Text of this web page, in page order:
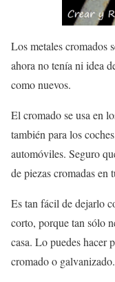
Los metales cromados
ahora no tenía ni idea
como nuevos.
El cromado se usa en
también para los
automóviles. Seguro
de piezas cromadas en
Es tan fácil de dejarlo
corto, porque tan sólo
casa. Lo puedes hacer
cromado o galvanizado.